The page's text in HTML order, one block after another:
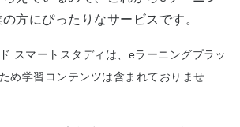
方にぴったりなサービスです。
スマートスタディは、eラーニングプラッ
め学習コンテンツは含まれておりませ